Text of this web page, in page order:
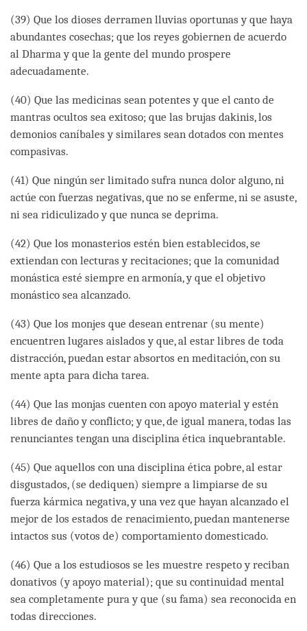
(39) Que los dioses derramen lluvias oportunas y que haya
abundantes cosechas; que los reyes gobiernen de acuerdo
al Dharma y que la gente del mundo prospere
adecuadamente.
(40) Que las medicinas sean potentes y que el canto de
mantras ocultos sea exitoso; que las brujas dakinis, los
demonios caníbales y similares sean dotados con mentes
compasivas.
(41) Que ningún ser limitado sufra nunca dolor alguno, ni
actúe con fuerzas negativas, que no se enferme, ni se asuste,
ni sea ridiculizado y que nunca se deprima.
(42) Que los monasterios estén bien establecidos, se
extiendan con lecturas y recitaciones; que la comunidad
monástica esté siempre en armonía, y que el objetivo
monástico sea alcanzado.
(43) Que los monjes que desean entrenar (su mente)
encuentren lugares aislados y que, al estar libres de toda
distracción, puedan estar absortos en meditación, con su
mente apta para dicha tarea.
(44) Que las monjas cuenten con apoyo material y estén
libres de daño y conflicto; y que, de igual manera, todas las
renunciantes tengan una disciplina ética inquebrantable.
(45) Que aquellos con una disciplina ética pobre, al estar
disgustados, (se dediquen) siempre a limpiarse de su
fuerza kármica negativa, y una vez que hayan alcanzado el
mejor de los estados de renacimiento, puedan mantenerse
intactos sus (votos de) comportamiento domesticado.
(46) Que a los estudiosos se les muestre respeto y reciban
donativos (y apoyo material); que su continuidad mental
sea completamente pura y que (su fama) sea reconocida en
todas direcciones.